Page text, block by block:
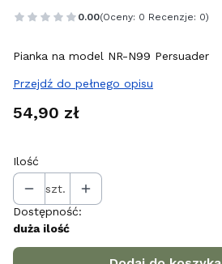
0.00(Oceny: 0 Recenzje: 0)
Pianka na model NR-N99 Persuader
Przejdź do pełnego opisu
Cena
54,90 zł
Ilość
szt.
Dostępność:
duża ilość